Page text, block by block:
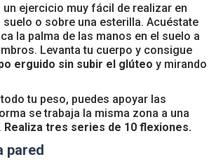
un ejercicio muy fácil de realizar en
suelo o sobre una esterilla. Acuéstate
la palma de las manos en el suelo a
Levanta tu cuerpo y consigue
erguido sin subir el glúteo y mirando
tu peso, puedes apoyar las
se trabaja la misma zona a una
Realiza tres series de 10 flexiones.
pared